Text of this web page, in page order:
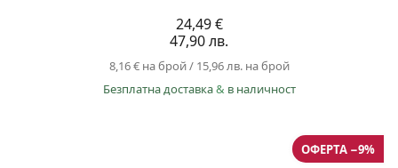
24,49 €
47,90 лв.
8,16 €на брой/ 15,96 лв.на брой
Безплатна доставка& в наличност
ОФЕРТА −9%